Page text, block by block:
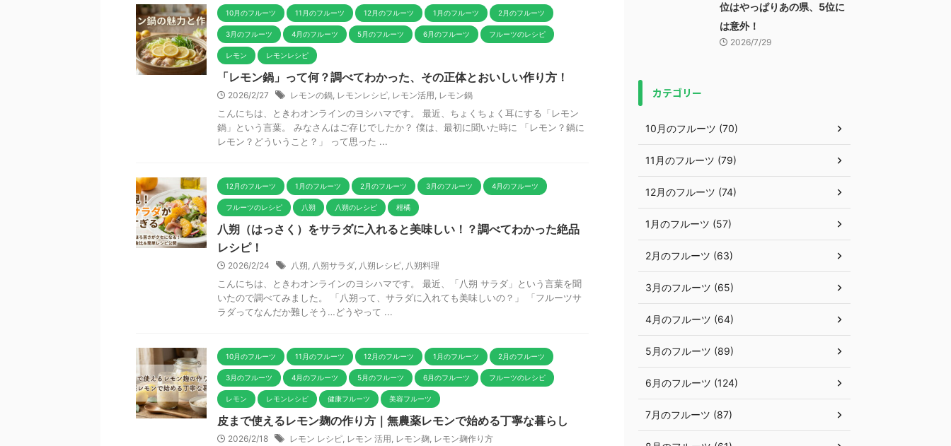
10月のフルーツ 11月のフルーツ 12月のフルーツ 1月のフルーツ 2月のフルーツ
3月のフルーツ 4月のフルーツ 5月のフルーツ 6月のフルーツ フルーツのレシピ
レモン レモンレシピ
「レモン鍋」って何？調べてわかった、その正体とおいしい作り方！
2026/2/27 レモンの鍋, レモンレシピ, レモン活用, レモン鍋
こんにちは、ときわオンラインのヨシハマです。 最近、ちょくちょく耳にする「レモン
鍋」という言葉。 みなさんはご存じでしたか？ 僕は、最初に聞いた時に 「レモン？鍋に
レモン？どういうこと？」 って思った ...
12月のフルーツ 1月のフルーツ 2月のフルーツ 3月のフルーツ 4月のフルーツ
フルーツのレシピ 八朔 八朔のレシピ 柑橘
八朔（はっさく）をサラダに入れると美味しい！？調べてわかった絶品
レシピ！
2026/2/24 八朔, 八朔サラダ, 八朔レシピ, 八朔料理
こんにちは、ときわオンラインのヨシハマです。 最近、「八朔 サラダ」という言葉を聞
いたので調べてみました。 「八朔って、サラダに入れても美味しいの？」 「フルーツサ
ラダってなんだか難しそう…どうやって ...
10月のフルーツ 11月のフルーツ 12月のフルーツ 1月のフルーツ 2月のフルーツ
3月のフルーツ 4月のフルーツ 5月のフルーツ 6月のフルーツ フルーツのレシピ
レモン レモンレシピ 健康フルーツ 美容フルーツ
皮まで使えるレモン麹の作り方｜無農薬レモンで始める丁寧な暮らし
2026/2/18 レモン レシピ, レモン 活用, レモン麹, レモン麹作り方
位はやっぱりあの県、5位に
は意外！
2026/7/29
カテゴリー
10月のフルーツ (70)
11月のフルーツ (79)
12月のフルーツ (74)
1月のフルーツ (57)
2月のフルーツ (63)
3月のフルーツ (65)
4月のフルーツ (64)
5月のフルーツ (89)
6月のフルーツ (124)
7月のフルーツ (87)